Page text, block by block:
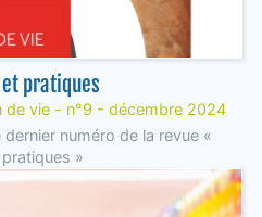
pratiques
de vie - n°9 - décembre 2024
numéro de la revue «
»